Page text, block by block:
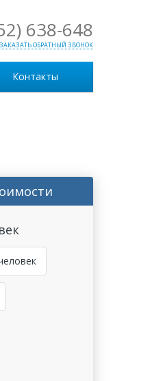
638-648
ЗАКАЗАТЬ ОБРАТНЫЙ ЗВОНОК
Контакты